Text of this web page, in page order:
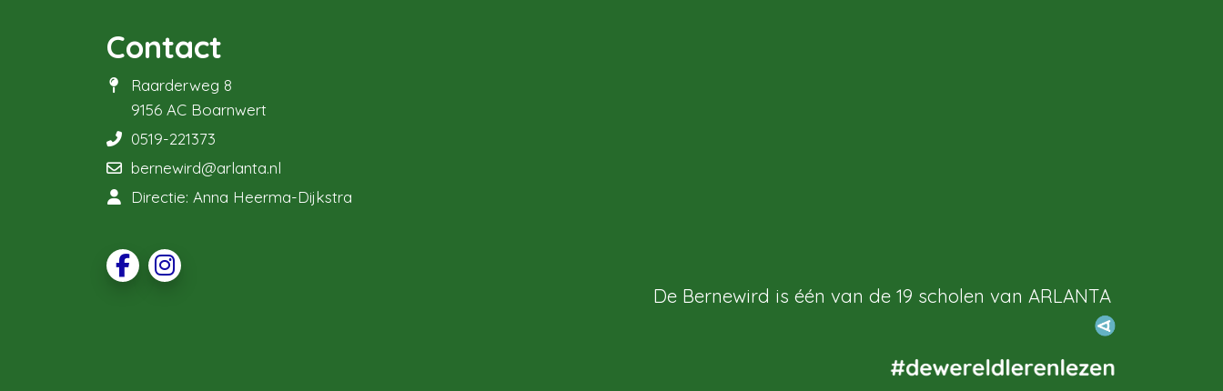
Contact
Raarderweg 8
9156 AC Boarnwert
0519-221373
bernewird@arlanta.nl
Directie: Anna Heerma-Dijkstra
De Bernewird is één van de 19 scholen van ARLANTA